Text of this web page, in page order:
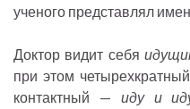
ученого представлял
Доктор видит себя
при этом
контактный — иду и